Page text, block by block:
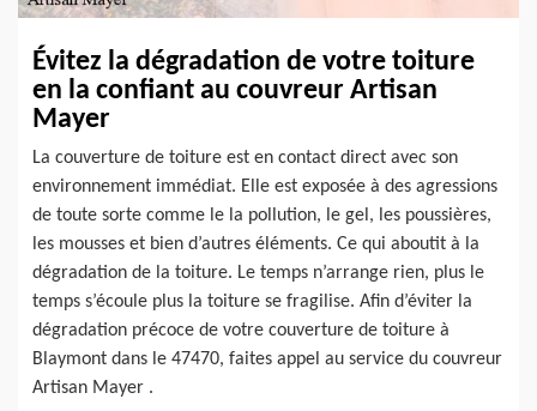
Évitez la dégradation de votre toiture
en la confiant au couvreur Artisan
Mayer
La couverture de toiture est en contact direct avec son
environnement immédiat. Elle est exposée à des agressions
de toute sorte comme le la pollution, le gel, les poussières,
les mousses et bien d’autres éléments. Ce qui aboutit à la
dégradation de la toiture. Le temps n’arrange rien, plus le
temps s’écoule plus la toiture se fragilise. Afin d’éviter la
dégradation précoce de votre couverture de toiture à
Blaymont dans le 47470, faites appel au service du couvreur
Artisan Mayer .